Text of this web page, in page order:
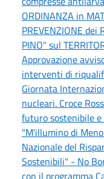
ORDINANZA in
PREVENZIONE dei
PINO" sul
Approvazione
interventi di
Giornata
nucleari. Croce
futuro sostenibile
"M'illumino di
Nazionale del
Sostenibili" - No
con il programma